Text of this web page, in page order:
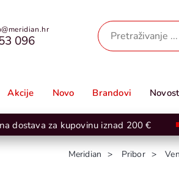
096
Akcije Novo Brandovi
dostava za kupovinu iznad 200 €
Meridian Pribor